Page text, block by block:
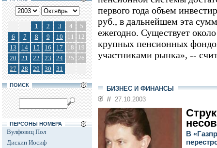
1 2 3 4
5
6
7 8 9 10 11
12
13
14 15 16 17 18
19
20
21 22 23 24 25 26
27
28 29 30 31
ПОИСК
ПЕРСОНЫ НОМЕРА
Вулфовиц Пол
Дискин Иосиф
первого года объем
руб., в дальнейшем эта
ежегодно. Существует
крупных пенсионных
участниками рынка», --
БИЗНЕС И ФИНАНСЫ
// 27.10.2003
В